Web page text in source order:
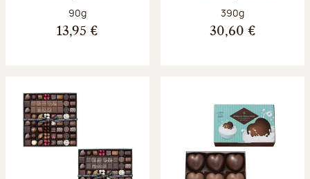
Poids net :
90g
13,95 €
Poids net :
390g
30,60 €